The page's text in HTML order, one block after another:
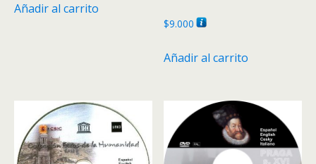
Añadir al carrito
$9.000
Añadir al carrito